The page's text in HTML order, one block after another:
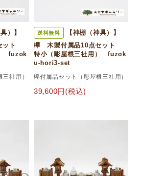
具）】
ット
fuzok
社用）
送料無料
【神棚（神具）】
欅 木製付属品10点セット
特小（彫屋根三社用） fuzok
u-hori3-set
欅付属品セット（彫屋根三社用）
39,600円(税込)